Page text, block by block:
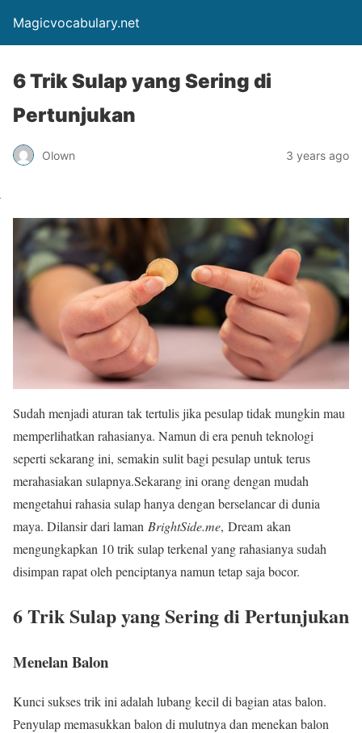
Magicvocabulary.net
6 Trik Sulap yang Sering di
Pertunjukan
Olown 3 years ago
Sudah menjadi aturan tak tertulis jika pesulap tidak mungkin mau
memperlihatkan rahasianya. Namun di era penuh teknologi
seperti sekarang ini, semakin sulit bagi pesulap untuk terus
merahasiakan sulapnya.Sekarang ini orang dengan mudah
mengetahui rahasia sulap hanya dengan berselancar di dunia
maya. Dilansir dari laman BrightSide.me, Dream akan
mengungkapkan 10 trik sulap terkenal yang rahasianya sudah
disimpan rapat oleh penciptanya namun tetap saja bocor.
6 Trik Sulap yang Sering di Pertunjukan
Menelan Balon
Kunci sukses trik ini adalah lubang kecil di bagian atas balon.
Penyulap memasukkan balon di mulutnya dan menekan balon